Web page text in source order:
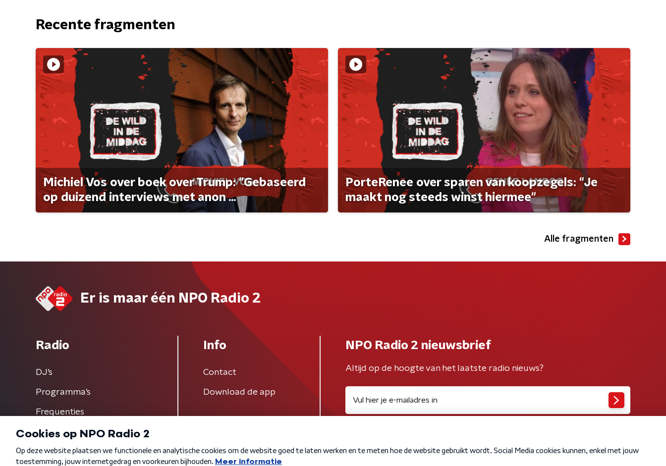
Recente fragmenten
Michiel Vos over boek over Trump: "Gebaseerd
op duizend interviews met anon ...
PorteRenee over sparen van koopzegels: "Je
maakt nog steeds winst hiermee"
Alle fragmenten
Er is maar één NPO Radio 2
Radio
DJ’s
Programma's
Frequenties
Info
Contact
Download de app
NPO Radio 2 nieuwsbrief
Altijd op de hoogte van het laatste radio nieuws?